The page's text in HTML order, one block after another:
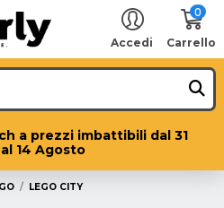
Accedi
0
Carrello
a prezzi imbattibili dal 31
14 Agosto
LEGO CITY